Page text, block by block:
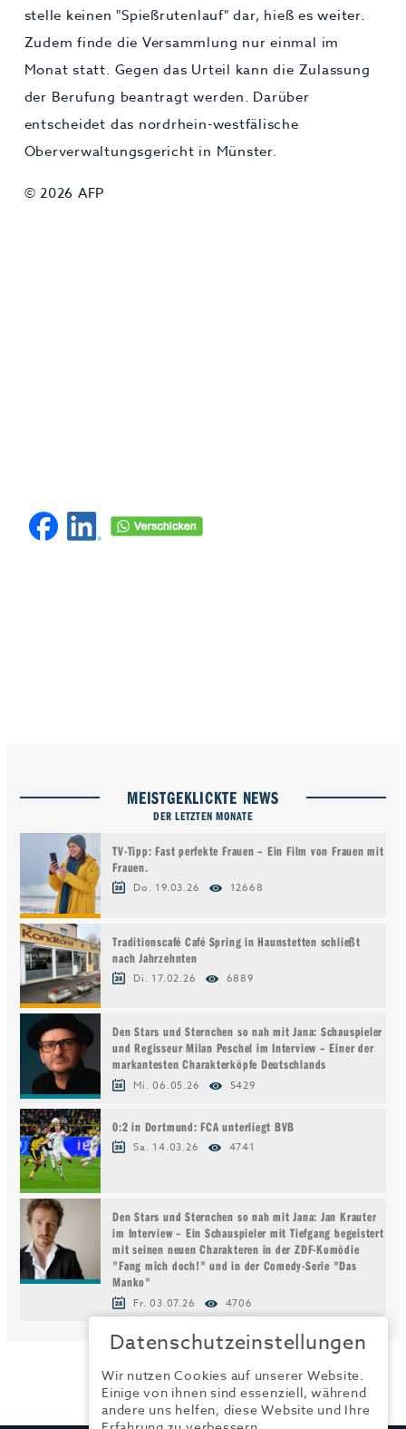
stelle keinen "Spießrutenlauf" dar, hieß es weiter.
Zudem finde die Versammlung nur einmal im
Monat statt. Gegen das Urteil kann die Zulassung
der Berufung beantragt werden. Darüber
entscheidet das nordrhein-westfälische
Oberverwaltungsgericht in Münster.
© 2026 AFP
MEISTGEKLICKTE NEWS
DER LETZTEN MONATE
TV-Tipp: Fast perfekte Frauen – Ein Film von Frauen mit
Frauen.
Do. 19.03.26 12668
Traditionscafé Café Spring in Haunstetten schließt
nach Jahrzehnten
Di. 17.02.26 6889
Den Stars und Sternchen so nah mit Jana: Schauspieler
und Regisseur Milan Peschel im Interview – Einer der
markantesten Charakterköpfe Deutschlands
Mi. 06.05.26 5429
0:2 in Dortmund: FCA unterliegt BVB
Sa. 14.03.26 4741
Den Stars und Sternchen so nah mit Jana: Jan Krauter
im Interview – Ein Schauspieler mit Tiefgang begeistert
mit seinen neuen Charakteren in der ZDF-Komödie
"Fang mich doch!" und in der Comedy-Serie "Das
Manko"
Fr. 03.07.26 4706
Datenschutzeinstellungen
Wir nutzen Cookies auf unserer Website.
Einige von ihnen sind essenziell, während
andere uns helfen, diese Website und Ihre